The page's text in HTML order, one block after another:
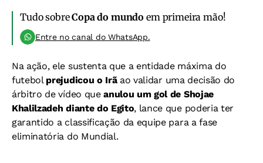
Tudo sobreCopa do mundo em primeira mão!
Entre no canal do WhatsApp.
Na ação, ele sustenta que a entidade máxima do
futebol prejudicou o Irãao validar uma decisão do
árbitro de vídeo queanulou um gol de Shojae
Khalilzadeh diante do Egito, lance que poderia ter
garantido a classificação da equipe para a fase
eliminatória do Mundial.